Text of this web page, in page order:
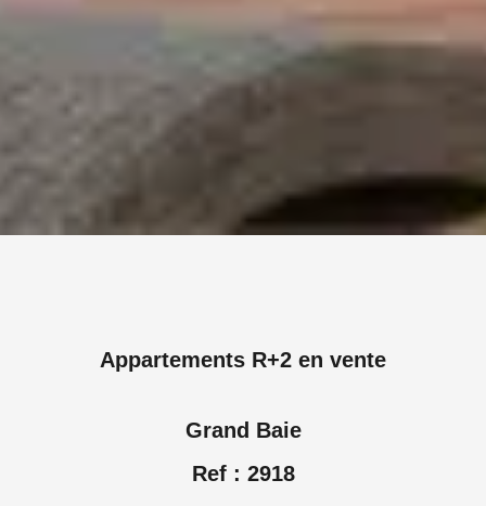
Appartements R+2 en vente
Grand Baie
Ref : 2918